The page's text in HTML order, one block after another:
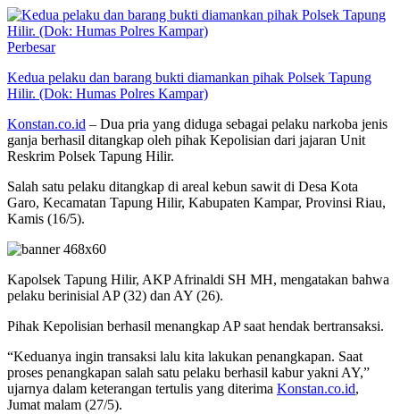
Perbesar
Kedua pelaku dan barang bukti diamankan pihak Polsek Tapung
Hilir. (Dok: Humas Polres Kampar)
Konstan.co.id – Dua pria yang diduga sebagai pelaku narkoba jenis
ganja berhasil ditangkap oleh pihak Kepolisian dari jajaran Unit
Reskrim Polsek Tapung Hilir.
Salah satu pelaku ditangkap di areal kebun sawit di Desa Kota
Garo, Kecamatan Tapung Hilir, Kabupaten Kampar, Provinsi Riau,
Kamis (16/5).
Kapolsek Tapung Hilir, AKP Afrinaldi SH MH, mengatakan bahwa
pelaku berinisial AP (32) dan AY (26).
Pihak Kepolisian berhasil menangkap AP saat hendak bertransaksi.
“Keduanya ingin transaksi lalu kita lakukan penangkapan. Saat
proses penangkapan salah satu pelaku berhasil kabur yakni AY,”
ujarnya dalam keterangan tertulis yang diterima Konstan.co.id,
Jumat malam (27/5).